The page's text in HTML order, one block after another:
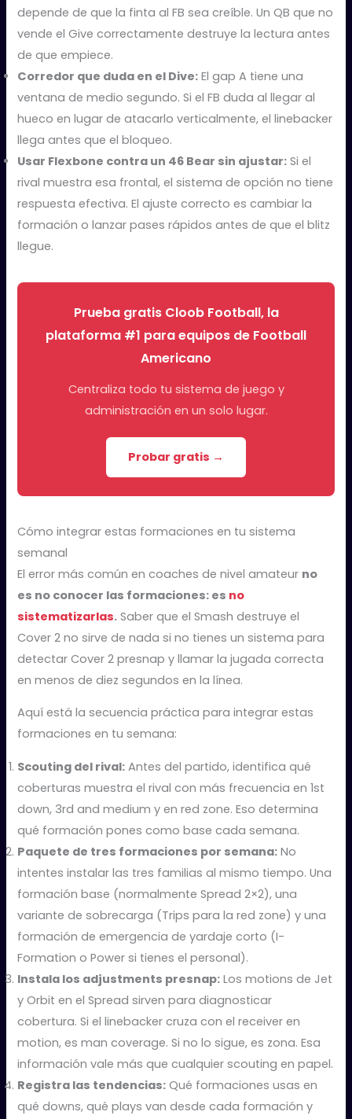
depende de que la finta al FB sea creíble. Un QB que no
vende el Give correctamente destruye la lectura antes
de que empiece.
Corredor que duda en el Dive: El gap A tiene una
ventana de medio segundo. Si el FB duda al llegar al
hueco en lugar de atacarlo verticalmente, el linebacker
llega antes que el bloqueo.
Usar Flexbone contra un 46 Bear sin ajustar: Si el
rival muestra esa frontal, el sistema de opción no tiene
respuesta efectiva. El ajuste correcto es cambiar la
formación o lanzar pases rápidos antes de que el blitz
llegue.
Prueba gratis Cloob Football, la
plataforma #1 para equipos de Football
Americano
Centraliza todo tu sistema de juego y
administración en un solo lugar.
Probar gratis →
Cómo integrar estas formaciones en tu sistema
semanal
El error más común en coaches de nivel amateur no
es no conocer las formaciones: es no
sistematizarlas. Saber que el Smash destruye el
Cover 2 no sirve de nada si no tienes un sistema para
detectar Cover 2 presnap y llamar la jugada correcta
en menos de diez segundos en la línea.
Aquí está la secuencia práctica para integrar estas
formaciones en tu semana:
Scouting del rival: Antes del partido, identifica qué
coberturas muestra el rival con más frecuencia en 1st
down, 3rd and medium y en red zone. Eso determina
qué formación pones como base cada semana.
Paquete de tres formaciones por semana: No
intentes instalar las tres familias al mismo tiempo. Una
formación base (normalmente Spread 2×2), una
variante de sobrecarga (Trips para la red zone) y una
formación de emergencia de yardaje corto (I-
Formation o Power si tienes el personal).
Instala los adjustments presnap: Los motions de Jet
y Orbit en el Spread sirven para diagnosticar
cobertura. Si el linebacker cruza con el receiver en
motion, es man coverage. Si no lo sigue, es zona. Esa
información vale más que cualquier scouting en papel.
Registra las tendencias: Qué formaciones usas en
qué downs, qué plays van desde cada formación y